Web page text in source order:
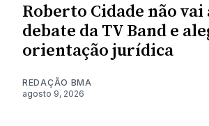
Roberto Cidade não vai
debate da TV Band e
orientação jurídica
REDAÇÃO BMA
agosto 9, 2026